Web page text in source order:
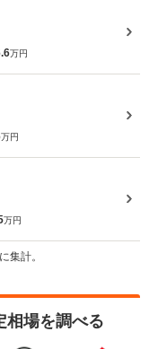
万円
万円
万円
集計。
相場を調べる